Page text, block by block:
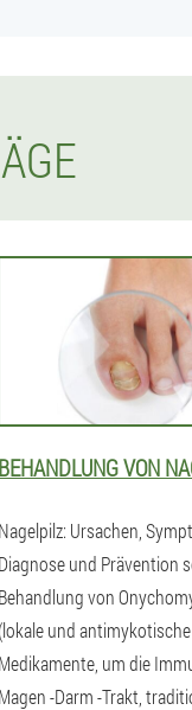
BEHANDLUNG VON
Nagelpilz: Ursachen,
Diagnose und Prävention
Behandlung von
(lokale und antimykotische
Medikamente, um die
Magen -Darm -Trakt,